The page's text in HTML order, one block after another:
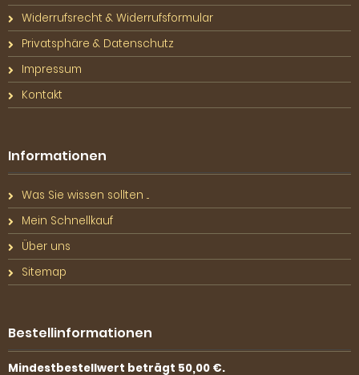
Widerrufsrecht & Widerrufsformular
Privatsphäre & Datenschutz
Impressum
Kontakt
Informationen
Was Sie wissen sollten ...
Mein Schnellkauf
Über uns
Sitemap
Bestellinformationen
Mindestbestellwert beträgt 50,00 €.